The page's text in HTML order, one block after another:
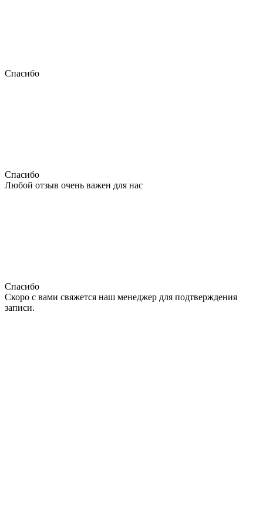
Спасибо
Спасибо
Любой отзыв очень важен для нас
Спасибо
Скоро с вами свяжется наш менеджер для подтверждения
записи.